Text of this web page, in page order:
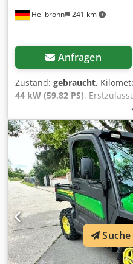
Heilbronn 241 km
Anfragen
Zustand: gebraucht,
44 kW (59,82 PS),
,
Sonstige, Anzahl der
h, Ausstattung:
Baujahr ca. 2010 4.861
Mähwerk Front- und
Mähbreite ca. 3,00 m FÜR
BAUCHGEFÜHL
ZWEITER STELLE. Bei
Herr Faller unter der
INZAHLUNGNAHME ODER
SOWIE FINANZIERUNG
Gewähr* Weitere Angebote
Homepage: Die